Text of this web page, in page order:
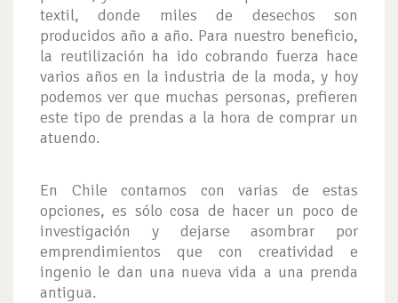
textil, donde miles de desechos son
producidos año a año. Para nuestro beneficio,
la reutilización ha ido cobrando fuerza hace
varios años en la industria de la moda, y hoy
podemos ver que muchas personas, prefieren
este tipo de prendas a la hora de comprar un
atuendo.
En Chile contamos con varias de estas
opciones, es sólo cosa de hacer un poco de
investigación y dejarse asombrar por
emprendimientos que con creatividad e
ingenio le dan una nueva vida a una prenda
antigua.